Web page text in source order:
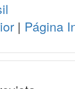
| Página